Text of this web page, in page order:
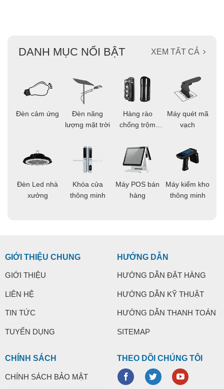
DANH MỤC NỔI BẬT XEM TẤT CẢ
Đèn cảm ứng
Đèn Led nhà
xưởng
Đèn năng
lượng mặt trời
Khóa cửa
thông minh
Hàng rào
chống trộm
Máy POS bán
hàng
Máy quét mã
vạch
Máy kiểm kho
thông minh
GIỚI THIỆU CHUNG
GIỚI THIỆU
LIÊN HỆ
TIN TỨC
TUYỂN DỤNG
HƯỚNG DẪN
HƯỚNG DẪN ĐẶT HÀNG
HƯỚNG DẪN KỸ THUẬT
HƯỚNG DẪN THANH TOÁN
SITEMAP
CHÍNH SÁCH
CHÍNH SÁCH BẢO MẬT
THEO DÕI CHÚNG TÔI